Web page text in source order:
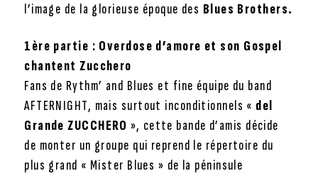
l’image de la glorieuse époque des Blues Brothers.
1ère partie : Overdose d’amore et son Gospel
chantent Zucchero
Fans de Rythm’ and Blues et fine équipe du band
AFTERNIGHT, mais surtout inconditionnels « del
Grande ZUCCHERO », cette bande d’amis décide
de monter un groupe qui reprend le répertoire du
plus grand « Mister Blues » de la péninsule